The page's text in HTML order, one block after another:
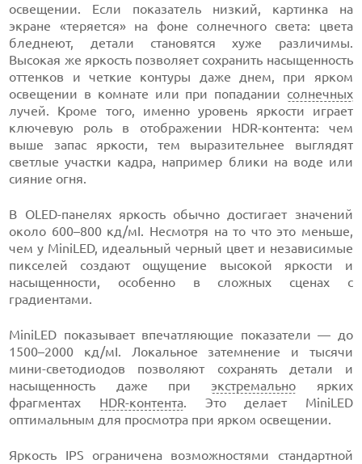
освещении. Если показатель низкий, картинка на
экране «теряется» на фоне солнечного света: цвета
бледнеют, детали становятся хуже различимы.
Высокая же яркость позволяет сохранить насыщенность
оттенков и четкие контуры даже днем, при ярком
освещении в комнате или при попадании солнечных
лучей. Кроме того, именно уровень яркости играет
ключевую роль в отображении HDR-контента: чем
выше запас яркости, тем выразительнее выглядят
светлые участки кадра, например блики на воде или
сияние огня.
В OLED-панелях яркость обычно достигает значений
около 600–800 кд/мІ. Несмотря на то что это меньше,
чем у MiniLED, идеальный черный цвет и независимые
пикселей создают ощущение высокой яркости и
насыщенности, особенно в сложных сценах с
градиентами.
MiniLED показывает впечатляющие показатели — до
1500–2000 кд/мІ. Локальное затемнение и тысячи
мини-светодиодов позволяют сохранять детали и
насыщенность даже при экстремально ярких
фрагментах HDR-контента. Это делает MiniLED
оптимальным для просмотра при ярком освещении.
Яркость IPS ограничена возможностями стандартной